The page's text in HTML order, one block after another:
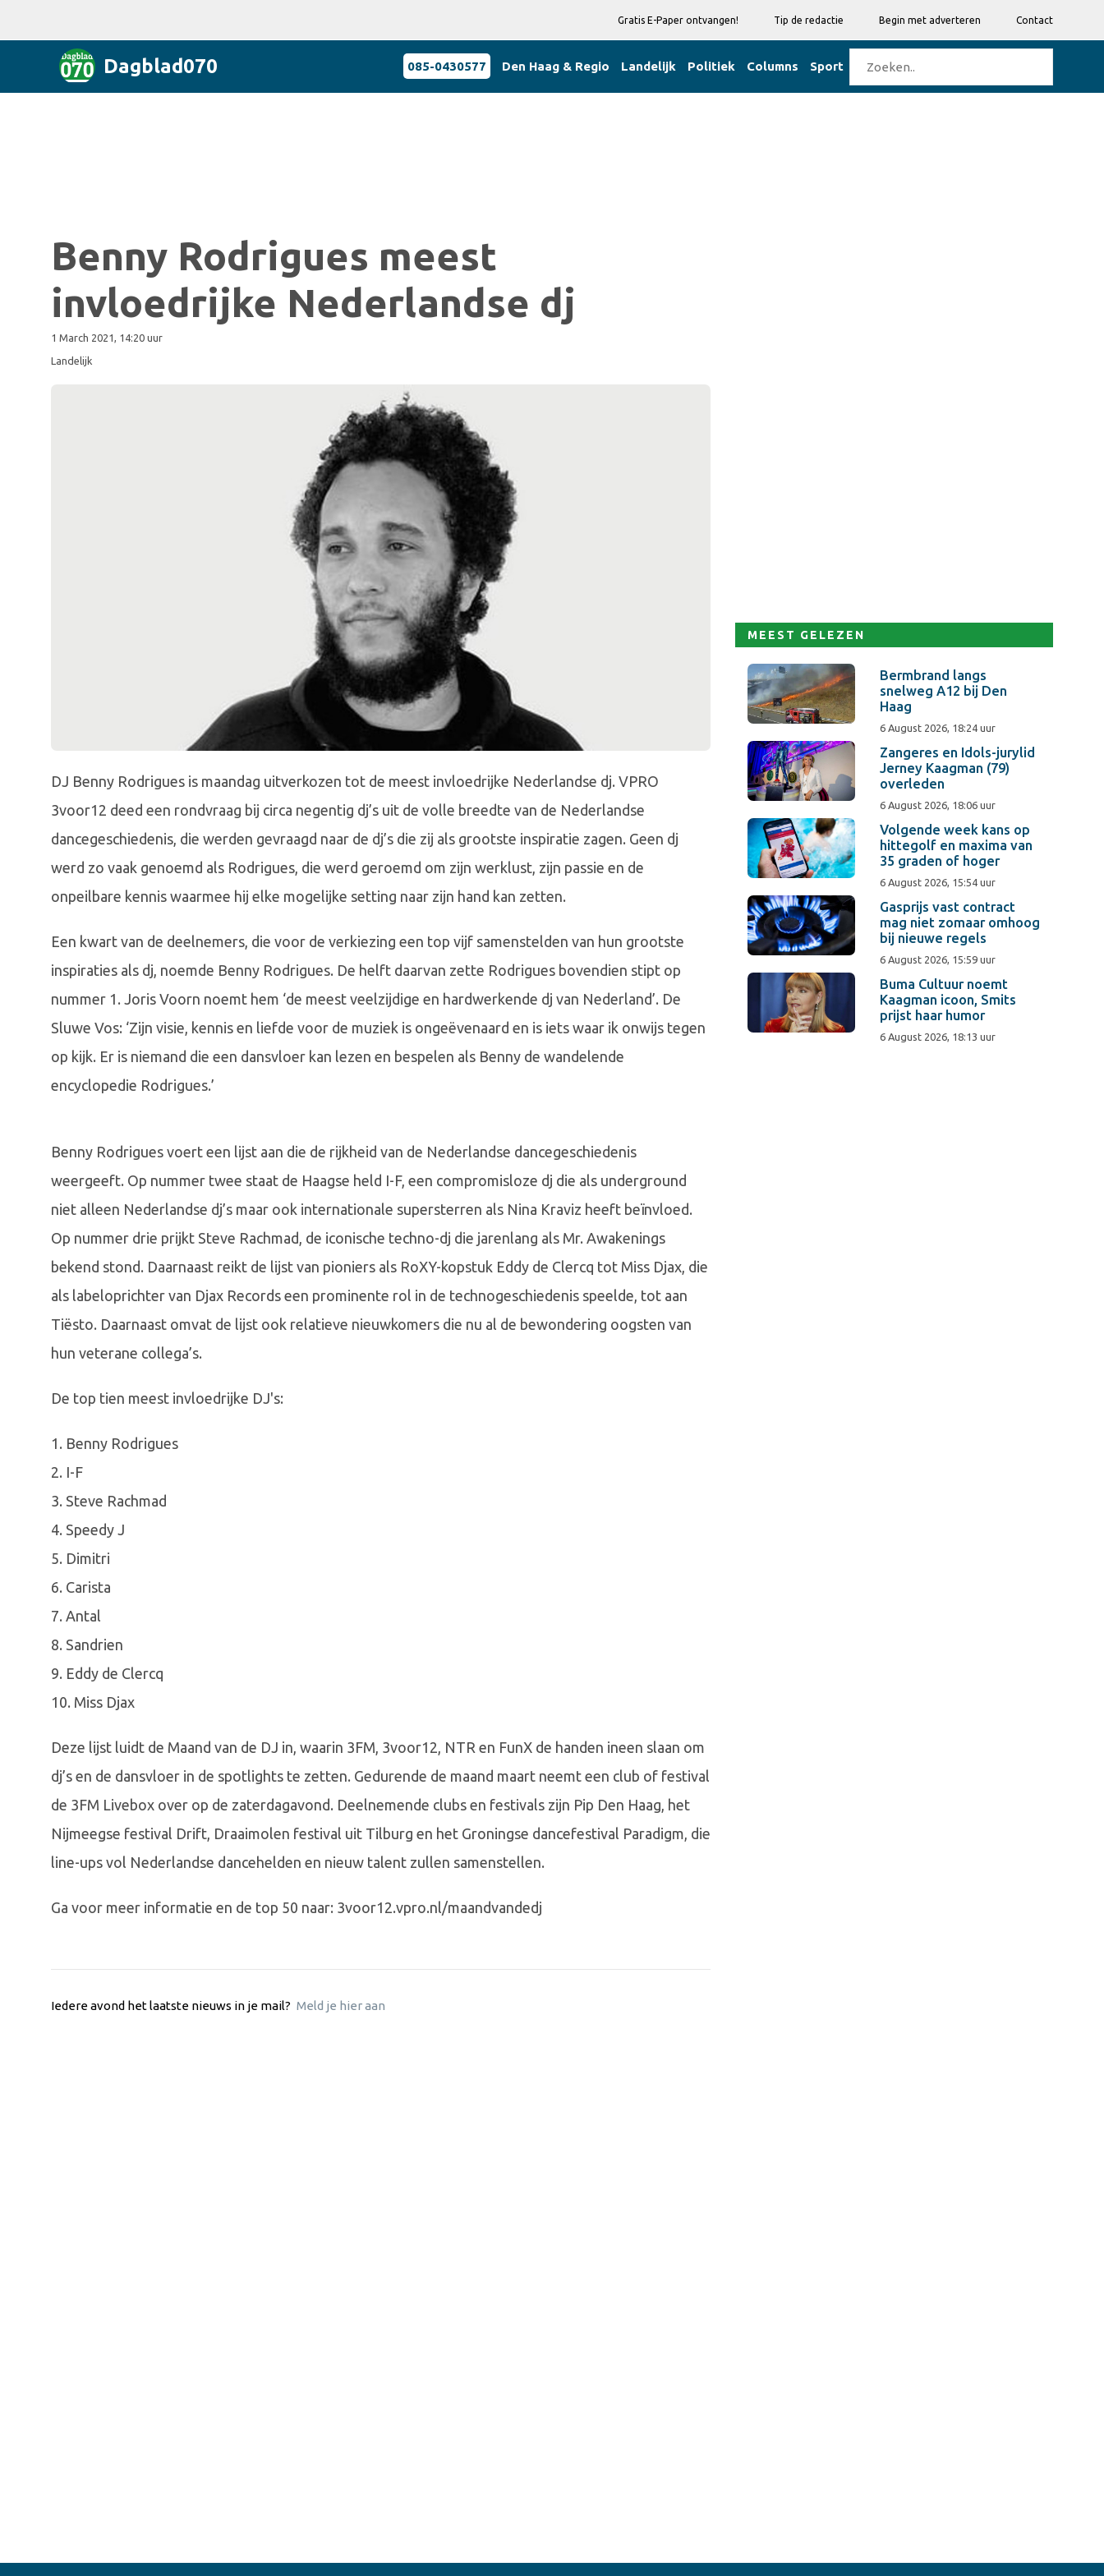
Gratis E-Paper ontvangen! Tip de redactie Begin met adverteren Contact
Dagblad070 085-0430577 Den Haag & Regio Landelijk Politiek Columns Sport
Benny Rodrigues meest
invloedrijke Nederlandse dj
1 March 2021, 14:20 uur
Landelijk
DJ Benny Rodrigues is maandag uitverkozen tot de meest invloedrijke Nederlandse dj. VPRO
3voor12 deed een rondvraag bij circa negentig dj’s uit de volle breedte van de Nederlandse
dancegeschiedenis, die werden gevraagd naar de dj’s die zij als grootste inspiratie zagen. Geen dj
werd zo vaak genoemd als Rodrigues, die werd geroemd om zijn werklust, zijn passie en de
onpeilbare kennis waarmee hij elke mogelijke setting naar zijn hand kan zetten.
Een kwart van de deelnemers, die voor de verkiezing een top vijf samenstelden van hun grootste
inspiraties als dj, noemde Benny Rodrigues. De helft daarvan zette Rodrigues bovendien stipt op
nummer 1. Joris Voorn noemt hem ‘de meest veelzijdige en hardwerkende dj van Nederland’. De
Sluwe Vos: ‘Zijn visie, kennis en liefde voor de muziek is ongeëvenaard en is iets waar ik onwijs tegen
op kijk. Er is niemand die een dansvloer kan lezen en bespelen als Benny de wandelende
encyclopedie Rodrigues.’
Benny Rodrigues voert een lijst aan die de rijkheid van de Nederlandse dancegeschiedenis
weergeeft. Op nummer twee staat de Haagse held I-F, een compromisloze dj die als underground
niet alleen Nederlandse dj’s maar ook internationale supersterren als Nina Kraviz heeft beïnvloed.
Op nummer drie prijkt Steve Rachmad, de iconische techno-dj die jarenlang als Mr. Awakenings
bekend stond. Daarnaast reikt de lijst van pioniers als RoXY-kopstuk Eddy de Clercq tot Miss Djax, die
als labeloprichter van Djax Records een prominente rol in de technogeschiedenis speelde, tot aan
Tiësto. Daarnaast omvat de lijst ook relatieve nieuwkomers die nu al de bewondering oogsten van
hun veterane collega’s.
De top tien meest invloedrijke DJ's:
1. Benny Rodrigues
2. I-F
3. Steve Rachmad
4. Speedy J
5. Dimitri
6. Carista
7. Antal
8. Sandrien
9. Eddy de Clercq
10. Miss Djax
Deze lijst luidt de Maand van de DJ in, waarin 3FM, 3voor12, NTR en FunX de handen ineen slaan om
dj’s en de dansvloer in de spotlights te zetten. Gedurende de maand maart neemt een club of festival
de 3FM Livebox over op de zaterdagavond. Deelnemende clubs en festivals zijn Pip Den Haag, het
Nijmeegse festival Drift, Draaimolen festival uit Tilburg en het Groningse dancefestival Paradigm, die
line-ups vol Nederlandse dancehelden en nieuw talent zullen samenstellen.
Ga voor meer informatie en de top 50 naar: 3voor12.vpro.nl/maandvandedj
Iedere avond het laatste nieuws in je mail? Meld je hier aan
MEEST GELEZEN
Bermbrand langs
snelweg A12 bij Den
Haag
6 August 2026, 18:24 uur
Zangeres en Idols-jurylid
Jerney Kaagman (79)
overleden
6 August 2026, 18:06 uur
Volgende week kans op
hittegolf en maxima van
35 graden of hoger
6 August 2026, 15:54 uur
Gasprijs vast contract
mag niet zomaar omhoog
bij nieuwe regels
6 August 2026, 15:59 uur
Buma Cultuur noemt
Kaagman icoon, Smits
prijst haar humor
6 August 2026, 18:13 uur